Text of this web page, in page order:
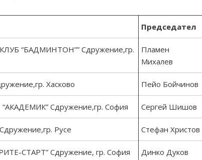
Председател
“БАДМИНТОН”” Сдружение,гр.
Пламен
Михалев
Хасково Пейо Бойчинов
Сдружение,гр. София Сергей Шишов
Русе Стефан Христов
СТАРТ” Сдружение, гр. София Динко Дуков